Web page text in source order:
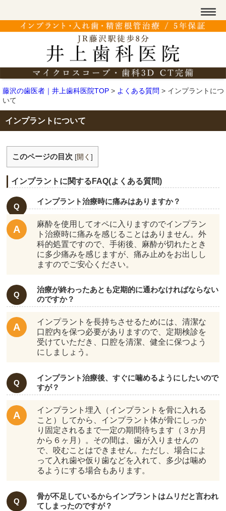
藤沢の歯医者｜井上歯科医院TOP > よくある質問 > インプラントにつ
いて
インプラントについて
このページの目次 [開く]
インプラントに関するFAQ(よくある質問)
インプラント治療時に痛みはありますか？
麻酔を使用してオペに入りますのでインプラン
ト治療時に痛みを感じることはありません。外
科的処置ですので、手術後、麻酔が切れたとき
に多少痛みを感じますが、痛み止めをお出しし
ますのでご安心ください。
治療が終わったあとも定期的に通わなければならない
のですか？
インプラントを長持ちさせるためには、清潔な
口腔内を保つ必要がありますので、定期検診を
受けていただき、口腔を清潔、健全に保つよう
にしましょう。
インプラント治療後、すぐに噛めるようにしたいので
すが？
インプラント埋入（インプラントを骨に入れる
こと）してから、インプラント体が骨にしっか
り固定されるまで一定の期間待ちます（３か月
から６ヶ月）。その間は、歯が入りませんの
で、咬むことはできません。ただし、場合によ
って入れ歯や仮り歯などを入れて、多少は噛め
るようにする場合もあります。
骨が不足しているからインプラントはムリだと言われ
てしまったのですが？